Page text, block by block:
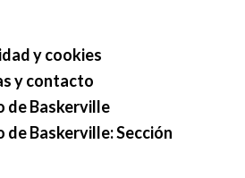
y cookies
y contacto
de Baskerville
de Baskerville: Sección